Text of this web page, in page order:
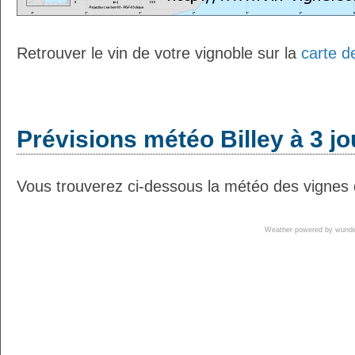
Retrouver le vin de votre vignoble sur la carte
Prévisions météo Billey à 3
Vous trouverez ci-dessous la météo des vignes
Weather powered by